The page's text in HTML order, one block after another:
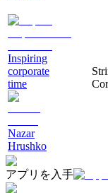
Inspiring
corporate
time
Nazar
Hrushko
アプリを入手